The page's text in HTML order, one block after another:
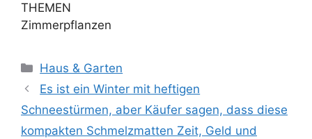
THEMEN
Zimmerpflanzen
Kategorien
Haus & Garten
Es ist ein Winter mit heftigen
Schneestürmen, aber Käufer sagen, dass diese
kompakten Schmelzmatten Zeit, Geld und